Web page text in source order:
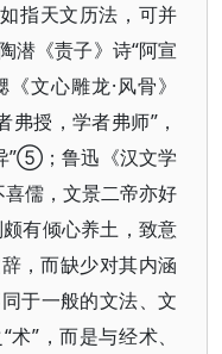
指天文历法，可并
潜《责子》诗“阿宣
文心雕龙·风骨》
授，学者弗师”，
”⑤；鲁迅《汉文学
儒，文景二帝亦好
有倾心养土，致意
，而缺少对其内涵
于一般的文法、文
”，而是与经术、